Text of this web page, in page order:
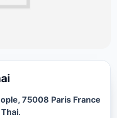
75008 Paris France
.